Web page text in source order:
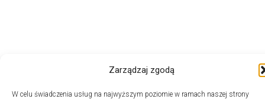
Zarządzaj zgodą
W celu świadczenia usług na najwyższym poziomie w ramach naszej strony